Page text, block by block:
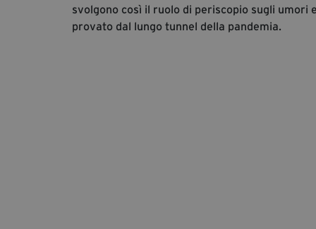
svolgono così il ruolo di periscopio sugli umori
provato dal lungo tunnel della pandemia.